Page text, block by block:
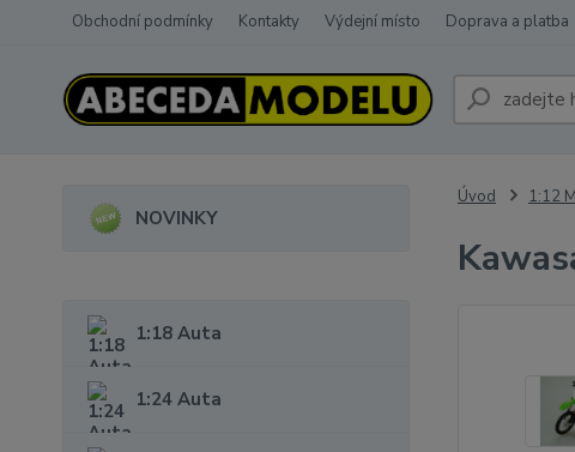
Obchodní podmínky Kontakty Výdejní místo Doprava a platba
NOVINKY
1:18 Auta
1:24 Auta
Úvod 1:12